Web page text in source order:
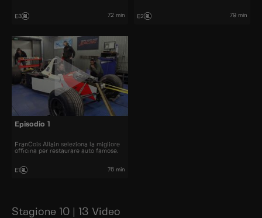
E3 72 min E2 79 min
Episodio 1
FranCois Allain seleziona la migliore
officina per restaurare auto famose.
E1 76 min
Stagione 10 | 13 Video